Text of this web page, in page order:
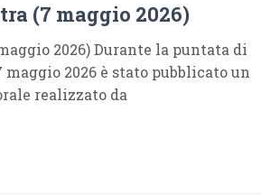
(7 maggio 2026)
2026) Durante la puntata di
2026 è stato pubblicato un
realizzato da